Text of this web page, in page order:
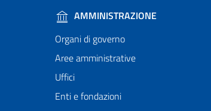
AMMINISTRAZIONE
Organi di governo
Aree amministrative
Uffici
Enti e fondazioni